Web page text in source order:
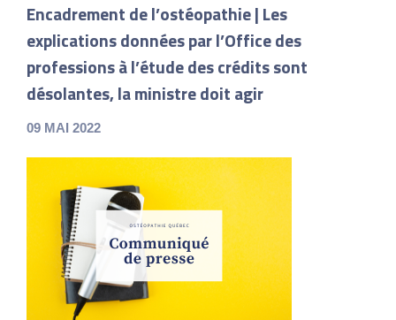
Encadrement de l’ostéopathie | Les
explications données par l’Office des
professions à l’étude des crédits sont
désolantes, la ministre doit agir
09 MAI 2022